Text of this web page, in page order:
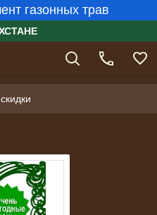
газонных трав